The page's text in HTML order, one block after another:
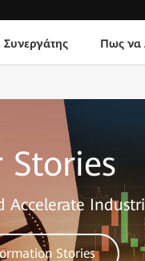
Συνεργάτης Πως να
Stories
Accelerate
Stories